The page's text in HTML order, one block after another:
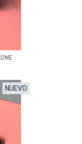
NUEVO